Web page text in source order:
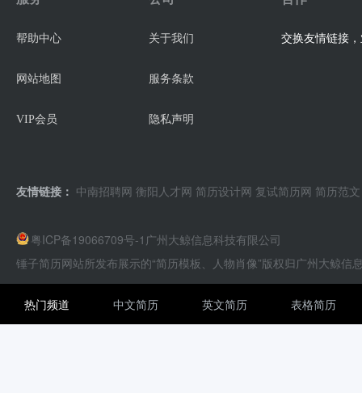
帮助中心
网站地图
VIP会员
关于我们
服务条款
隐私声明
交换友情链接
友情链接： 中南招聘网 衡阳人才网 简历设计网 复试简历网 简历范文
粤ICP备19066709号-1 广州大鲸信息科技有限公司
锤子简历网站所发布展示的“简历模板、人物肖像”版权归广州大鲸
热门频道 中文简历 英文简历 表格简历